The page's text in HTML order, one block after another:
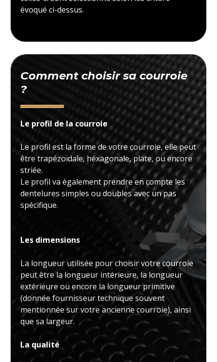
évoqué ci-dessus.
Comment choisir sa courroie
?
Le profil de la courroie
Le profil est la forme de votre courroie, elle peut
être trapézoïdale, héxagonale, plate, ou encore
striée.
Le profil va également prendre en compte les
dentelures simples ou doubles avec un pas
spécifique.
Les dimensions
La longueur utilisée pour choisir votre courroie
peut être la longueur intérieure, la longueur
extérieure ou encore la longueur primitive
(donnée fournisseur technique souvent
mentionnée sur votre ancienne courroie), ainsi
que sa largeur.
La qualité